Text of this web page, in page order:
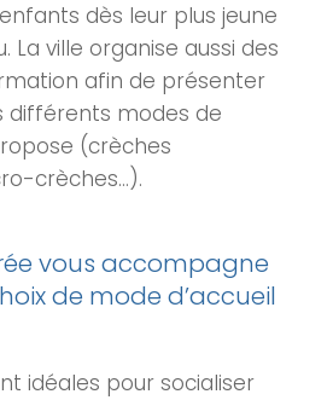
dès leur plus jeune
La ville organise aussi des
afin de présenter
différents modes de
(crèches
crèches…).
vous accompagne
de mode d’accueil
idéales pour socialiser